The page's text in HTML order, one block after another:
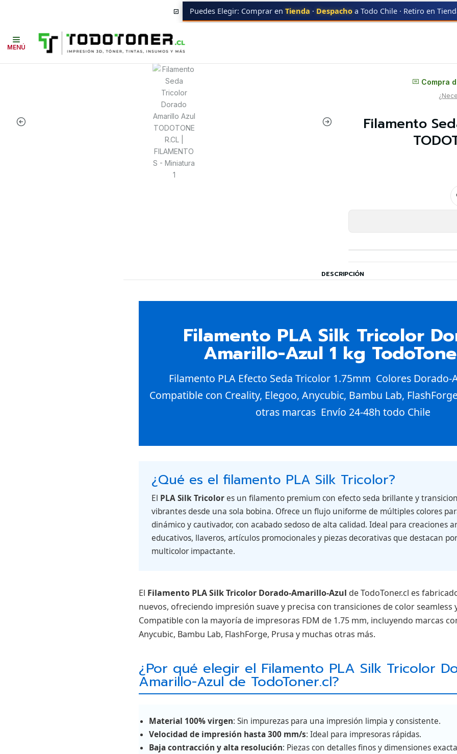
MENÚ
Puedes Elegir: Comprar en Tienda · Despacho a Todo Chile · Retiro en
PLA TIPO SEDA TODOTONER.CL Filamento Seda Tricolor Dorado Amarillo Azul TODOTONER.CL |
Compra
Filamento
DESCRIPCIÓN
Filamento PLA Silk Tricolor
Amarillo-Azul 1 kg
Filamento PLA Efecto Seda Tricolor 1.75mm  Colores Dorado-
Compatible con Creality, Elegoo, Anycubic, Bambu Lab,
otras marcas  Envío 24-48h todo Chile
¿Qué es el filamento PLA Silk Tricolor?
El PLA Silk Tricolores un filamento premium con efecto seda brillante y
vibrantes desde una sola bobina. Ofrece un flujo uniforme de múltiples colores
dinámico y cautivador, con acabado sedoso de alta calidad. Ideal para creaciones
educativos, llaveros, artículos promocionales y piezas decorativas que destacan
multicolor impactante.
El Filamento PLA Silk Tricolor Dorado-Amarillo-Azul de TodoToner.cl es
nuevos, ofreciendo impresión suave y precisa con transiciones de color seamless
Compatible con la mayoría de impresoras FDM de 1.75 mm, incluyendo marcas
Anycubic, Bambu Lab, FlashForge, Prusa y muchas otras más.
¿Por qué elegir el Filamento PLA Silk Tricolor
Amarillo-Azul de TodoToner.cl?
Material 100% virgen: Sin impurezas para una impresión limpia y consistente.
Velocidad de impresión hasta 300 mm/s: Ideal para impresoras rápidas.
Baja contracción y alta resolución: Piezas con detalles finos y dimensiones